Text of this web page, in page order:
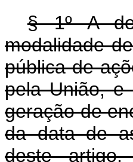
§ 1º A
modalidade
pública de
pela União, e
geração de
da data de
deste